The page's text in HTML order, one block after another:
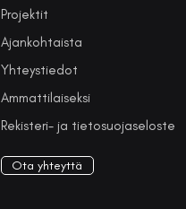
Projektit
Ajankohtaista
Yhteystiedot
Ammattilaiseksi
Rekisteri- ja tietosuojaseloste
Ota yhteyttä